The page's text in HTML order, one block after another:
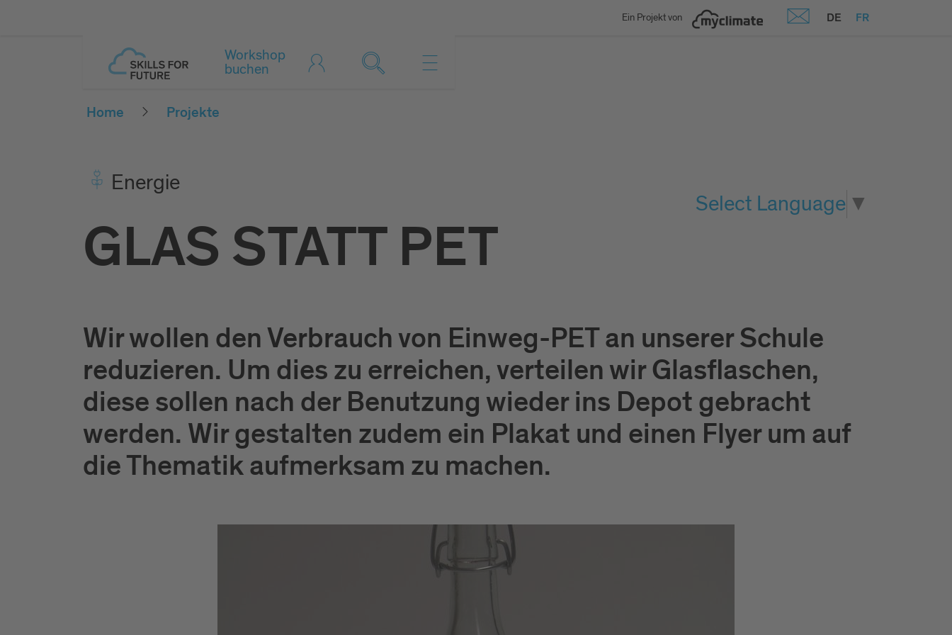
Ein Projekt von DE FR
Workshop
buchen
Home Projekte
Ener­gie
Select Language ▼
GLAS STATT PET
Wir wollen den Verbrauch von Einweg-PET an unserer Schule
reduzieren. Um dies zu erreichen, verteilen wir Glasflaschen,
diese sollen nach der Benutzung wieder ins Depot gebracht
werden. Wir gestalten zudem ein Plakat und einen Flyer um auf
die Thematik aufmerksam zu machen.